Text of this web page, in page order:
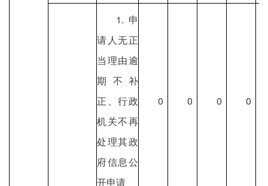
1.申
请人无正
当理由逾
期不补
正、行政
机关不再
处理其政
府信息公
开申请
0 0 0 0